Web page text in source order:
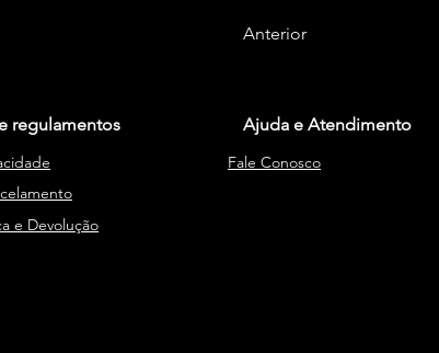
Anterior
regulamentos
e Devolução
Ajuda e Atendimento
Fale Conosco